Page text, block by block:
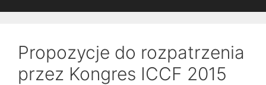
Propozycje do rozpatrzenia
przez Kongres ICCF 2015